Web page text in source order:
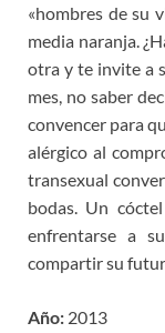
«hombres de su
media naranja.
otra y te invite a
mes, no saber
convencer para
alérgico al
transexual
bodas. Un
enfrentarse a
compartir su
Año: 2013